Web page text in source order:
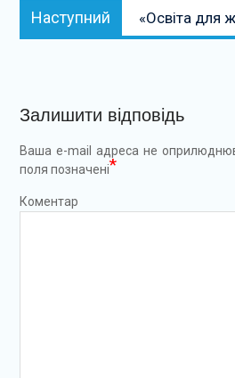
Наступний Наступний:
«Освіта для
Залишити відповідь
Ваша e-mail адреса не
поля позначені*
Коментар